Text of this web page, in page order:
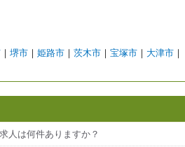
｜ 堺市 ｜ 姫路市 ｜ 茨木市 ｜ 宝塚市 ｜ 大津市 ｜
人は何件ありますか？